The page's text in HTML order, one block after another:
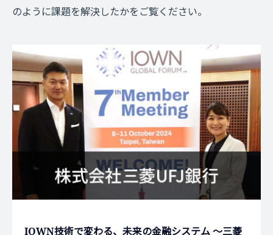
のように課題を解決したかをご覧ください。
IOWN技術で変わる、未来の金融システム ～三菱